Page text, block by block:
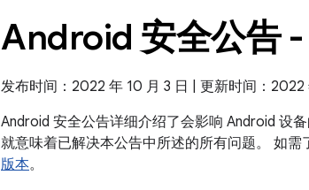
Android 安全公告 -
发布时间：2022 年 10 月 3 日 | 更新时间：2022
Android 安全公告详细介绍了会影响 Android 设
就意味着已解决本公告中所述的所有问题。 如
版本。